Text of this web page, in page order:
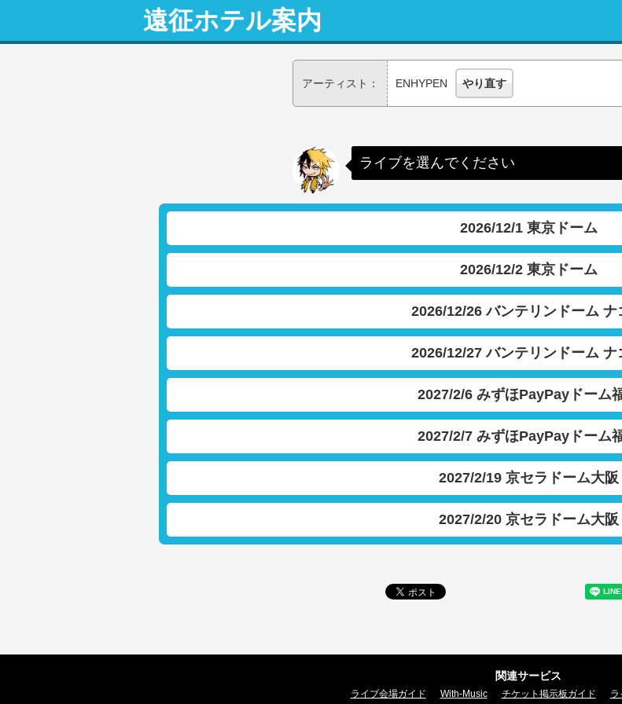
遠征ホテル案内
アーティスト： ENHYPEN やり直す
ライブを選んでください
2026/12/1 東京ドーム
2026/12/2 東京ドーム
2026/12/26 バンテリンドーム ナ
2026/12/27 バンテリンドーム ナ
2027/2/6 みずほPayPayドーム
2027/2/7 みずほPayPayドーム
2027/2/19 京セラドーム大阪
2027/2/20 京セラドーム大阪
関連サービス
ライブ会場ガイド With-Music チケット掲示板ガイド ラ